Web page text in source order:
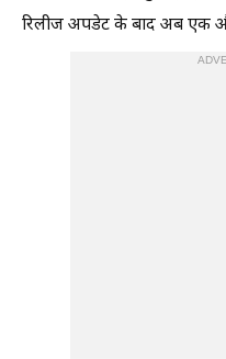
रिलीज अपडेट के बाद अब एक